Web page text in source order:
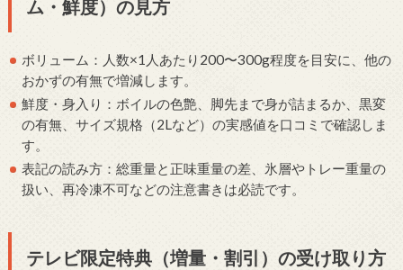
ム・鮮度）の見方
ボリューム：人数×1人あたり200〜300g程度を目安に、他の
おかずの有無で増減します。
鮮度・身入り：ボイルの色艶、脚先まで身が詰まるか、黒変
の有無、サイズ規格（2Lなど）の実感値を口コミで確認しま
す。
表記の読み方：総重量と正味重量の差、氷層やトレー重量の
扱い、再冷凍不可などの注意書きは必読です。
テレビ限定特典（増量・割引）の受け取り方